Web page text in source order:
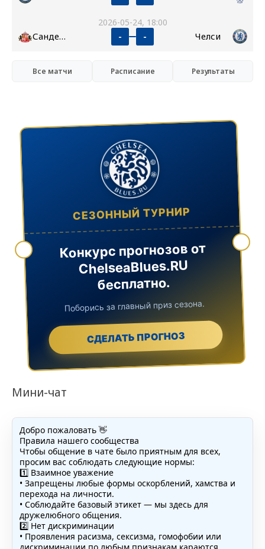
2026-05-24, 18:00
Сандерленд - - Челси
Все матчи Расписание Результаты
СЕЗОННЫЙ ТУРНИР
Конкурс прогнозов от
ChelseaBlues.RU
бесплатно.
Поборись за главный приз сезона.
СДЕЛАТЬ ПРОГНОЗ
Мини-чат
Добро пожаловать 👋
Правила нашего сообщества
Чтобы общение в чате было приятным для всех,
просим вас соблюдать следующие нормы:
1️⃣ Взаимное уважение
• Запрещены любые формы оскорблений, хамства и
перехода на личности.
• Соблюдайте базовый этикет — мы здесь для
дружелюбного общения.
2️⃣ Нет дискриминации
• Проявления расизма, сексизма, гомофобии или
дискриминации по любым признакам караются